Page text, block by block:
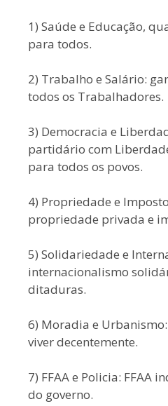
1) Saúde e Educação,
para todos.
2) Trabalho e Salário:
todos os Trabalhadores.
3) Democracia e
partidário com
para todos os povos.
4) Propriedade e
propriedade privada e
5) Solidariedade e
internacionalismo
ditaduras.
6) Moradia e
viver decentemente.
7) FFAA e Policia: FFAA
do governo.